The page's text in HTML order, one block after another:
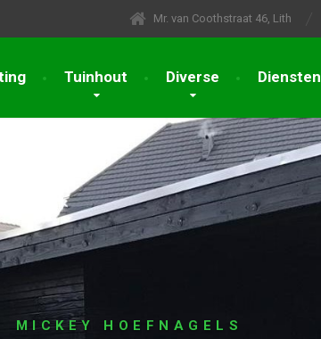
Mr. van Coothstraat 46, Lith
Tuinhout Diverse Diensten
MICKEY HOEFNAGELS